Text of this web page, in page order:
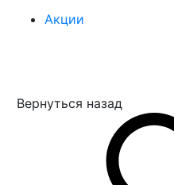
Акции
Вернуться назад